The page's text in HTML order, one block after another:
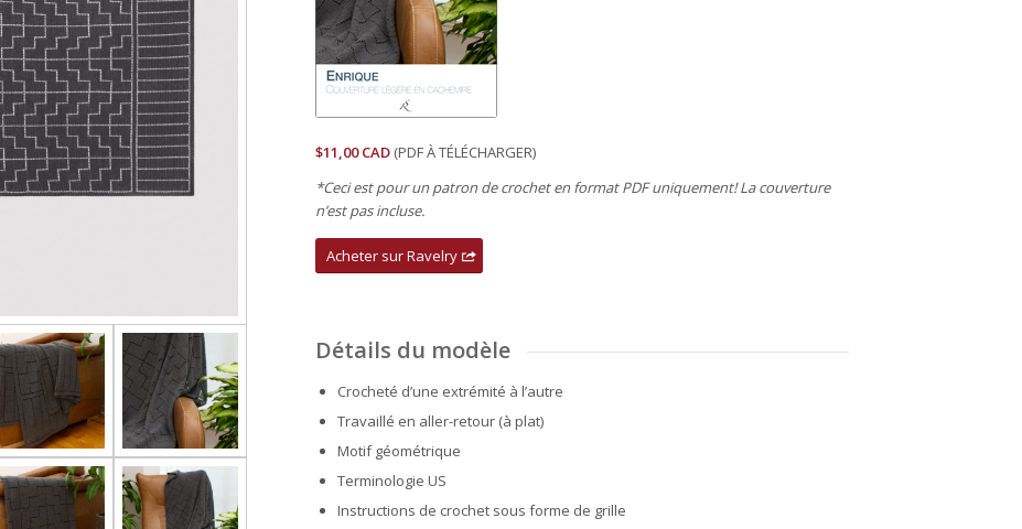
$11,00 CAD (PDF À TÉLÉCHARGER)
*Ceci est pour un patron de crochet en format PDF uniquement! La couverture
n’est pas incluse.
Acheter sur Ravelry
Détails du modèle
Crocheté d’une extrémité à l’autre
Travaillé en aller-retour (à plat)
Motif géométrique
Terminologie US
Instructions de crochet sous forme de grille